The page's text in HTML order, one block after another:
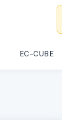
EC-CUBE